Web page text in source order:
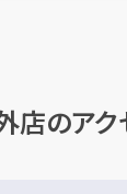
店のアク